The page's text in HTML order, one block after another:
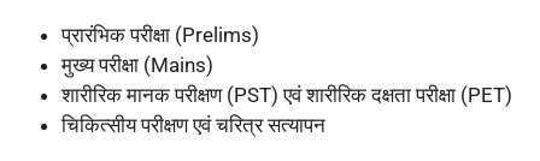
प्रारंभिक परीक्षा (Prelims)
मुख्य परीक्षा (Mains)
शारीरिक मानक परीक्षण (PST) एवं शारीरिक दक्षता परीक्षा (PET)
चिकित्सीय परीक्षण एवं चरित्र सत्यापन